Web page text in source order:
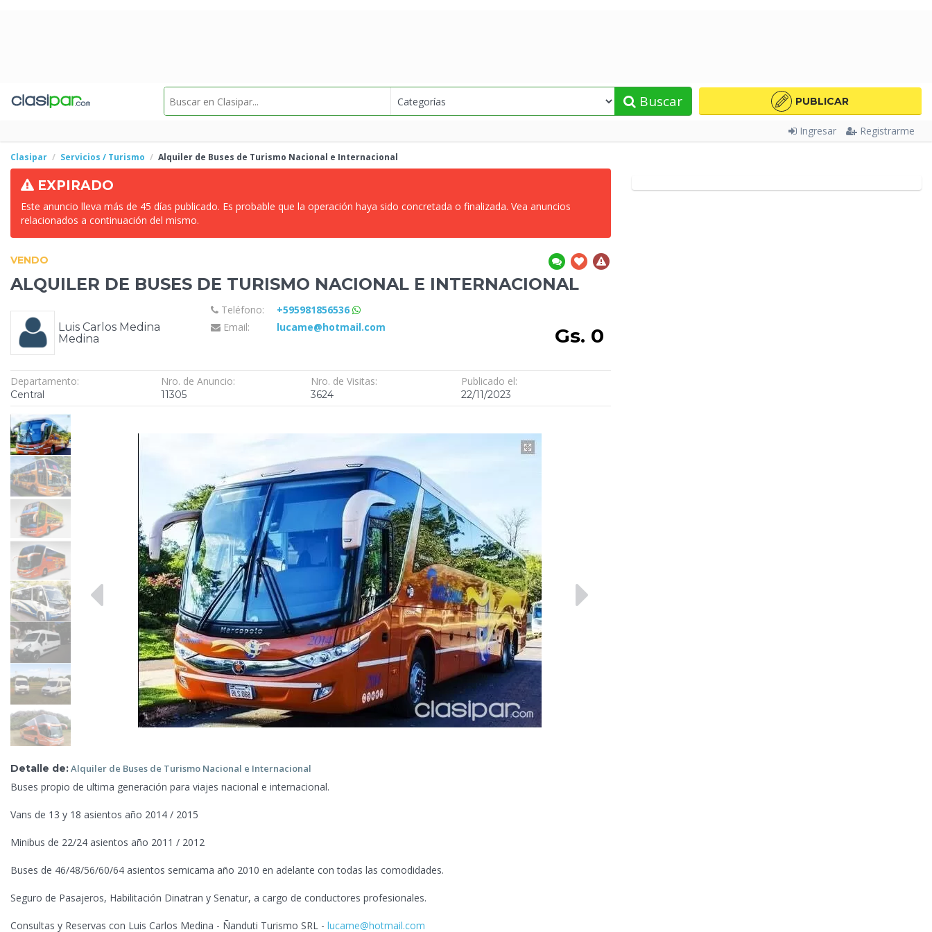
Buscar PUBLICAR
Ingresar Registrarme
Clasipar Servicios / Turismo Alquiler de Buses de Turismo Nacional e Internacional
EXPIRADO
Este anuncio lleva más de 45 días publicado. Es probable que la operación haya sido concretada o finalizada. Vea anuncios
relacionados a continuación del mismo.
VENDO
ALQUILER DE BUSES DE TURISMO NACIONAL E INTERNACIONAL
Luis Carlos Medina
Medina
Teléfono:
+595981856536
Email:
lucame@hotmail.com Gs. 0
Departamento:
Central
Nro. de Anuncio:
11305
Nro. de Visitas:
3624
Publicado el:
22/11/2023
Detalle de:Alquiler de Buses de Turismo Nacional e Internacional
Buses propio de ultima generación para viajes nacional e internacional.
Vans de 13 y 18 asientos año 2014 / 2015
Minibus de 22/24 asientos año 2011 / 2012
Buses de 46/48/56/60/64 asientos semicama año 2010 en adelante con todas las comodidades.
Seguro de Pasajeros, Habilitación Dinatran y Senatur, a cargo de conductores profesionales.
Consultas y Reservas con Luis Carlos Medina - Ñanduti Turismo SRL - lucame@hotmail.com